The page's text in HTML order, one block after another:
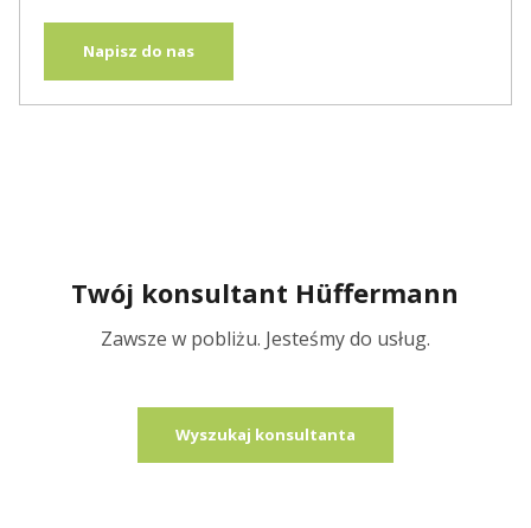
Napisz do nas
Twój konsultant Hüffermann
Zawsze w pobliżu. Jesteśmy do usług.
Wyszukaj konsultanta